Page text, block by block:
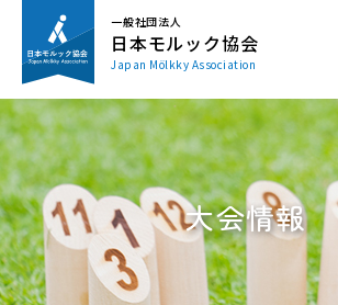
一般社団法人
日本モルック協会
Japan Mölkky Association
大会情報